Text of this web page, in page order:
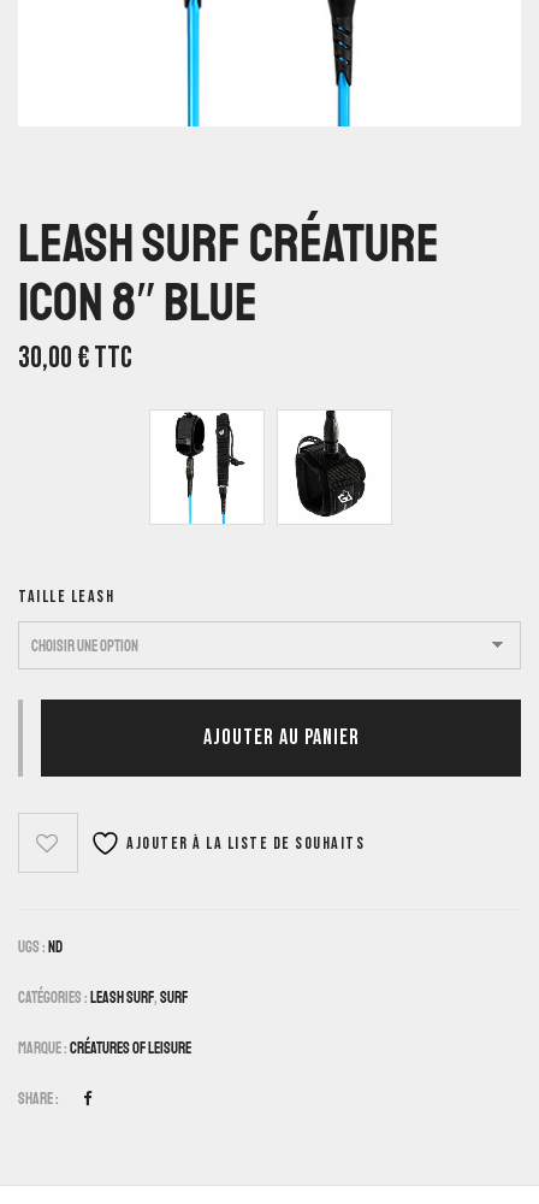
Leash Surf Créature
Icon 8″ Blue
30,00€TTC
TAILLE LEASH
AJOUTER AU PANIER
Ajouter à la liste de souhaits
UGS : ND
Catégories : Leash Surf,Surf
Marque :Créatures Of Leisure
Share :